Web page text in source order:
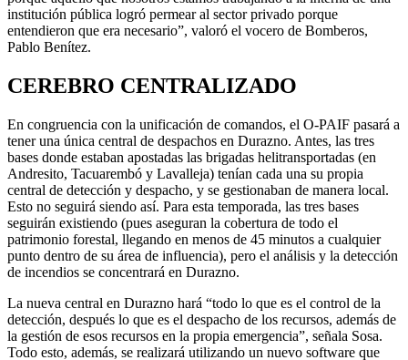
institución pública logró permear al sector privado porque
entendieron que era necesario”, valoró el vocero de Bomberos,
Pablo Benítez.
CEREBRO CENTRALIZADO
En congruencia con la unificación de comandos, el O-PAIF pasará a
tener una única central de despachos en Durazno. Antes, las tres
bases donde estaban apostadas las brigadas helitransportadas (en
Andresito, Tacuarembó y Lavalleja) tenían cada una su propia
central de detección y despacho, y se gestionaban de manera local.
Esto no seguirá siendo así. Para esta temporada, las tres bases
seguirán existiendo (pues aseguran la cobertura de todo el
patrimonio forestal, llegando en menos de 45 minutos a cualquier
punto dentro de su área de influencia), pero el análisis y la detección
de incendios se concentrará en Durazno.
La nueva central en Durazno hará “todo lo que es el control de la
detección, después lo que es el despacho de los recursos, además de
la gestión de esos recursos en la propia emergencia”, señala Sosa.
Todo esto, además, se realizará utilizando un nuevo software que